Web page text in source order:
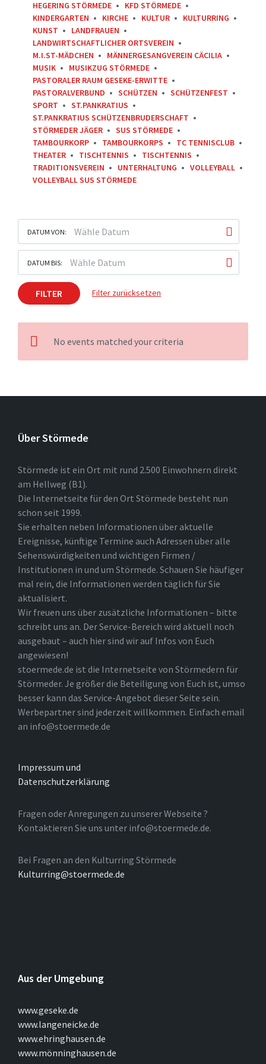
HEGERING STÖRMEDE
KFD STÖRMEDE
KINDERGARTEN
KIRCHE KULTUR
KULTURRING
KUNST
LANDFRAUEN
LANDWIRTSCHAFTLICHER ORTSVEREIN
M.I.ST-MÄDCHEN
MÄNNERGESANGVEREIN CÄCILIA
MUSIK
MUSIKZUG STÖRMEDE
PASTORALER RAUM GESEKE-ERWITTE
PASTORALVERBUND
SCHÜTZEN
SCHÜTZENFEST
SPORT
ST.PANKRATIUS
ST.PANKRATIUS SCHÜTZENBRUDERSCHAFT
STÖRMEDER JÄGER
SUS STÖRMEDE
TAMBOURKORP
TAMBOURKORPS
TC TENNISCLUB
THEATER
TISCHTENNIS
TISCHTENNIS
TRADITIONSVEREIN
UNTERHALTUNG
VOLLEYBALL
VOLLEYBALL SUS STÖRMEDE
DATUM VON:
DATUM BIS:
FILTER Filter zurücksetzen
No events matched your criteria
Über Störmede
Störmede ist ein Ort mit rund 2.500 Einwohnern direkt
am Hellweg (B1).
Die Internetseite für den Ort Störmede besteht nun
schon seit 1999.
Sie erhalten neben Informationen über aktuelle
Ereignisse, künftige Termine auch Adressen über alle
Sehenswürdigkeiten und wichtigen Firmen /
Institutionen in und um Störmede. Schauen Sie häufiger
mal rein, die Informationen werden täglich für Sie
aktualisiert.
Wir freuen uns über zusätzliche Informationen – bitte
schreibt uns an. Der Service-Bereich wird aktuell noch
ausgebaut – auch hier sind wir auf Infos von Euch
angewiesen!
stoermede.de ist die Internetseite von Störmedern für
Störmeder. Je größer die Beteiligung von Euch ist, umso
besser kann das Service-Angebot dieser Seite sein.
Werbepartner sind jederzeit willkommen. Einfach email
an info@stoermede.de
Impressum und
Datenschutzerklärung
Fragen oder Anregungen zu unserer Webseite ?
Kontaktieren Sie uns unter info@stoermede.de.
Bei Fragen an den Kulturring Störmede
Kulturring@stoermede.de
Aus der Umgebung
www.geseke.de
www.langeneicke.de
www.ehringhausen.de
www.mönninghausen.de